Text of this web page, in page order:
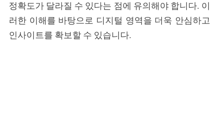
정확도가 달라질 수 있다는 점에 유의해야 합니다. 이
러한 이해를 바탕으로 디지털 영역을 더욱 안심하고
인사이트를 확보할 수 있습니다.